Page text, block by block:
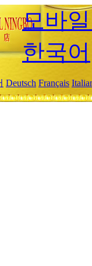
모바
한국어
Deutsch Français